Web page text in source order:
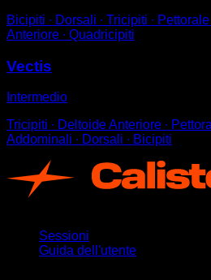
Bicipiti ∙ Dorsali ∙ Tricipiti ∙
Anteriore ∙ Quadricipiti
Vectis
Intermedio
Tricipiti ∙ Deltoide Anteriore ∙
Addominali ∙ Dorsali ∙ Bicipiti
Sessioni
Guida dell'utente